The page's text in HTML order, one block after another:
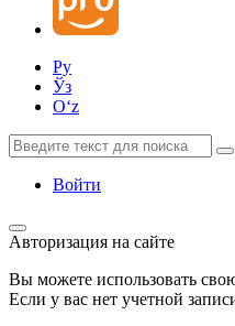
Ру
Ўз
Oʻz
Войти
Авторизация на сайте
Вы можете использовать
Если у вас нет учетной